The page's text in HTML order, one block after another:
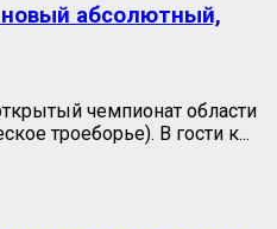
абсолютный,
чемпионат области
троеборье). В гости к...